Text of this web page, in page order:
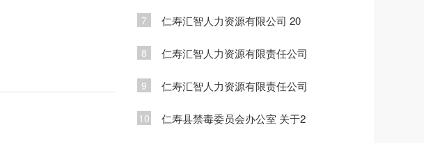
7 仁寿汇智人力资源有限公司 20
8 仁寿汇智人力资源有限责任公司
9 仁寿汇智人力资源有限责任公司
10 仁寿县禁毒委员会办公室 关于2